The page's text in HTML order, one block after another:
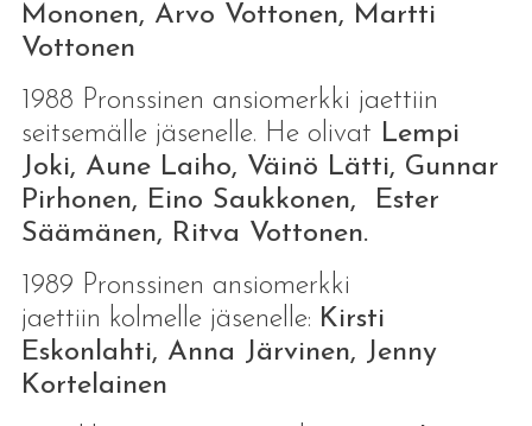
Mononen, Arvo Vottonen, Martti
Vottonen
1988 Pronssinen ansiomerkki jaettiin
seitsemälle jäsenelle. He olivat Lempi
Joki, Aune Laiho, Väinö Lätti, Gunnar
Pirhonen, Eino Saukkonen, Ester
Säämänen, Ritva Vottonen.
1989 Pronssinen ansiomerkki
jaettiin kolmelle jäsenelle: Kirsti
Eskonlahti, Anna Järvinen, Jenny
Kortelainen